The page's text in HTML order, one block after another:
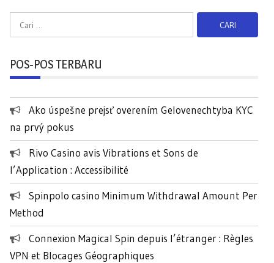
a
t
k
:
POS-POS TERBARU
Ako úspešne prejsť overením Gelovenechtyba KYC
na prvý pokus
Rivo Casino avis Vibrations et Sons de
l’Application : Accessibilité
Spinpolo casino Minimum Withdrawal Amount Per
Method
Connexion Magical Spin depuis l’étranger : Règles
VPN et Blocages Géographiques